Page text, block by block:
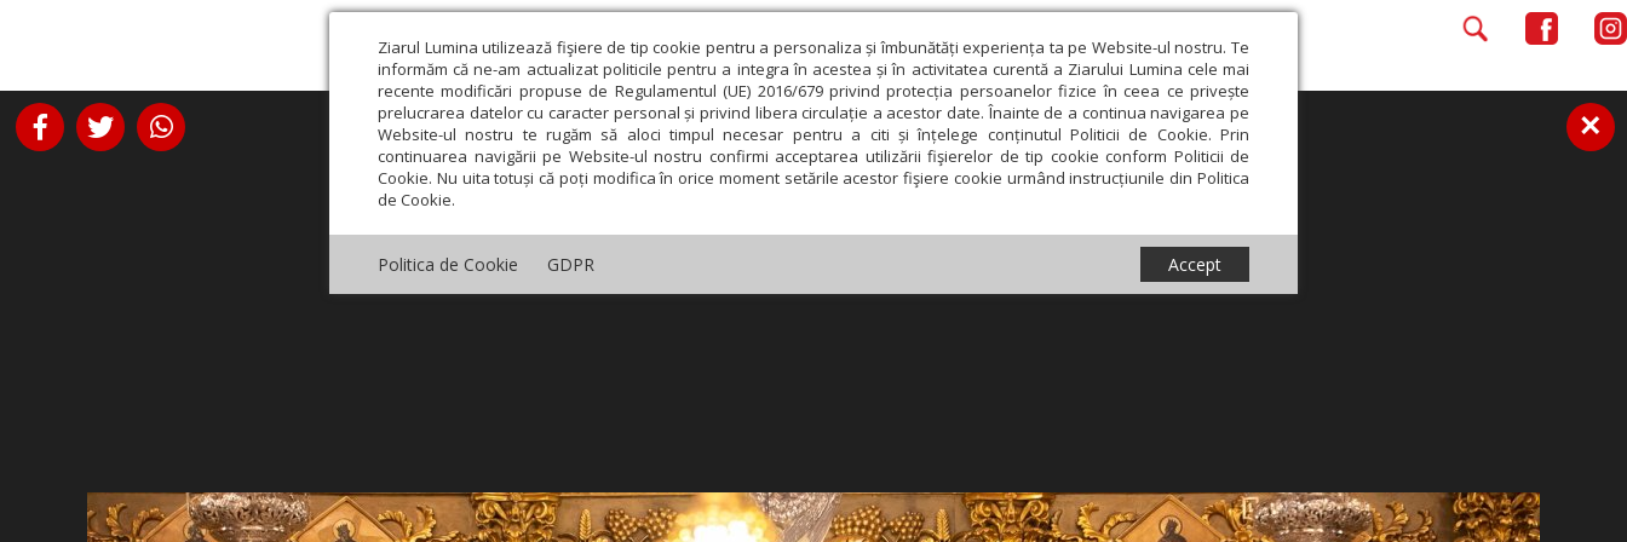
Ziarul Lumina utilizează fişiere de tip cookie pentru a personaliza și îmbunătăți experiența ta pe Website-ul nostru. Te
informăm că ne-am actualizat politicile pentru a integra în acestea și în activitatea curentă a Ziarului Lumina cele mai
recente modificări propuse de Regulamentul (UE) 2016/679 privind protecția persoanelor fizice în ceea ce privește
prelucrarea datelor cu caracter personal și privind libera circulație a acestor date. Înainte de a continua navigarea pe
Website-ul nostru te rugăm să aloci timpul necesar pentru a citi și înțelege conținutul Politicii de Cookie. Prin
continuarea navigării pe Website-ul nostru confirmi acceptarea utilizării fişierelor de tip cookie conform Politicii de
Cookie. Nu uita totuși că poți modifica în orice moment setările acestor fişiere cookie urmând instrucțiunile din Politica
de Cookie.
Politica de Cookie GDPR Accept
×